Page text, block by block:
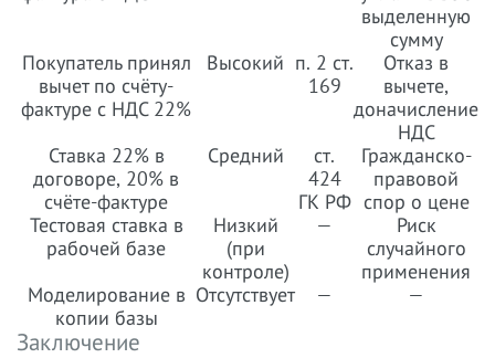
выделенную
сумму
Покупатель принял
вычет по счёту-
фактуре с НДС 22%
Высокий п. 2 ст.
169
Отказ в
вычете,
доначисление
НДС
Ставка 22% в
договоре, 20% в
счёте-фактуре
Средний
ст.
424
ГК РФ
Гражданско-
правовой
спор о цене
Тестовая ставка в
рабочей базе
Низкий
(при
контроле)
—
Риск
случайного
применения
Моделирование в
копии базы
Отсутствует — —
Заключение